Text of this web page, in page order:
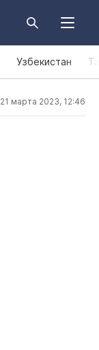
Узбекистан
21 марта 2023, 12:46